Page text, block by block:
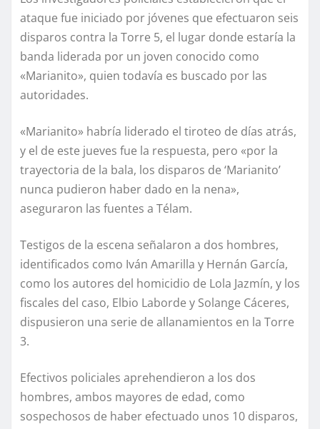
ataque fue iniciado por jóvenes que efectuaron seis
disparos contra la Torre 5, el lugar donde estaría la
banda liderada por un joven conocido como
«Marianito», quien todavía es buscado por las
autoridades.
«Marianito» habría liderado el tiroteo de días atrás,
y el de este jueves fue la respuesta, pero «por la
trayectoria de la bala, los disparos de ‘Marianito’
nunca pudieron haber dado en la nena»,
aseguraron las fuentes a Télam.
Testigos de la escena señalaron a dos hombres,
identificados como Iván Amarilla y Hernán García,
como los autores del homicidio de Lola Jazmín, y los
fiscales del caso, Elbio Laborde y Solange Cáceres,
dispusieron una serie de allanamientos en la Torre
3.
Efectivos policiales aprehendieron a los dos
hombres, ambos mayores de edad, como
sospechosos de haber efectuado unos 10 disparos,